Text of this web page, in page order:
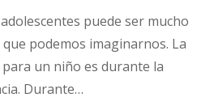
puede ser mucho
podemos imaginarnos. La
un niño es durante la
Durante…